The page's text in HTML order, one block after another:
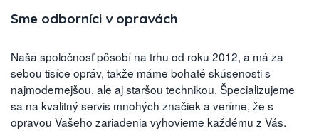
Sme odborníci v opravách
Naša spoločnosť pôsobí na trhu od roku 2012, a má za
sebou tisíce opráv, takže máme bohaté skúsenosti s
najmodernejšou, ale aj staršou technikou. Špecializujeme
sa na kvalitný servis mnohých značiek a veríme, že s
opravou Vašeho zariadenia vyhovieme každému z Vás.